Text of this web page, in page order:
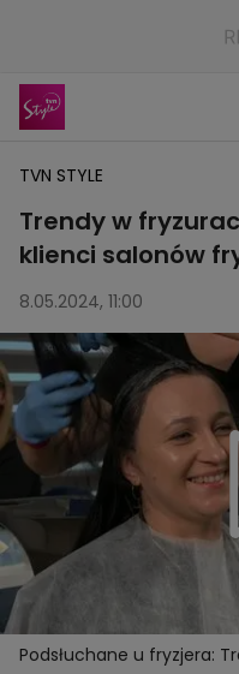
TVN STYLE
Trendy w
klienci salonów
8.05.2024, 11:00
Podsłuchane u fryzjera: